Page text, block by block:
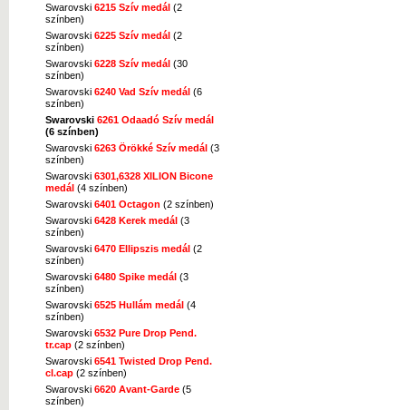
Swarovski 6215 Szív medál (2
színben)
Swarovski 6225 Szív medál (2
színben)
Swarovski 6228 Szív medál (30
színben)
Swarovski 6240 Vad Szív medál (6
színben)
Swarovski 6261 Odaadó Szív medál
(6 színben)
Swarovski 6263 Örökké Szív medál (3
színben)
Swarovski 6301,6328 XILION Bicone
medál (4 színben)
Swarovski 6401 Octagon (2 színben)
Swarovski 6428 Kerek medál (3
színben)
Swarovski 6470 Ellipszis medál (2
színben)
Swarovski 6480 Spike medál (3
színben)
Swarovski 6525 Hullám medál (4
színben)
Swarovski 6532 Pure Drop Pend.
tr.cap (2 színben)
Swarovski 6541 Twisted Drop Pend.
cl.cap (2 színben)
Swarovski 6620 Avant-Garde (5
színben)